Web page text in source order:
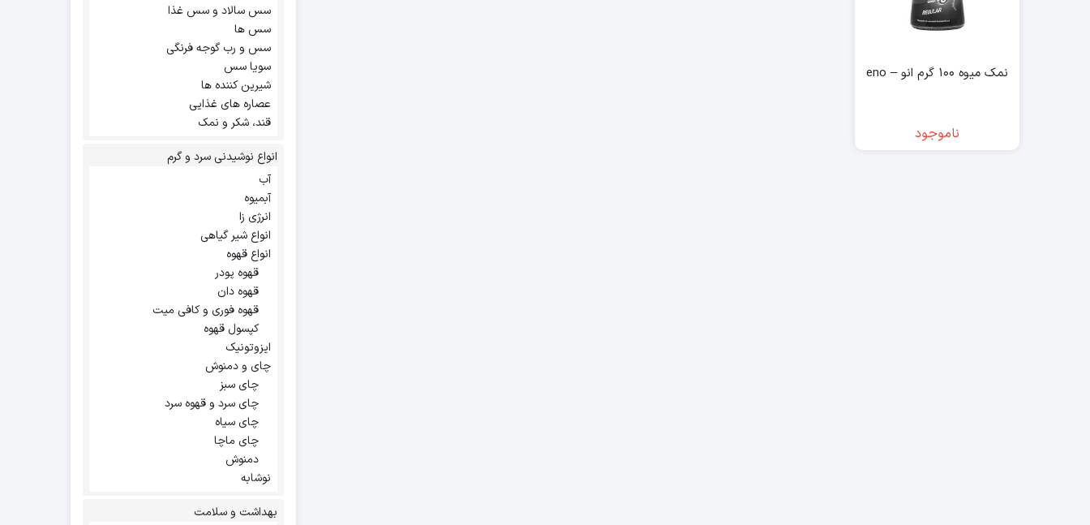
نمک میوه ۱۰۰ گرم انو – eno
ناموجود
سس سالاد و سس غذا
سس ها
سس و رب گوجه فرنگی
سویا سس
شیرین کننده ها
عصاره های غذایی
قند، شکر و نمک
انواع نوشیدنی سرد و گرم
آب
آبمیوه
انرژی زا
انواع شیر گیاهی
انواع قهوه
قهوه پودر
قهوه دان
قهوه فوری و کافی میت
کپسول قهوه
ایزوتونیک
چای و دمنوش
چای سبز
چای سرد و قهوه سرد
چای سیاه
چای ماچا
دمنوش
نوشابه
بهداشت و سلامت